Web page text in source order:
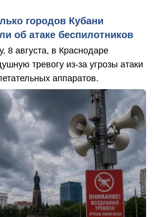
городов Кубани
об атаке беспилотников
8 августа, в Краснодаре
тревогу из-за угрозы атаки
аппаратов.